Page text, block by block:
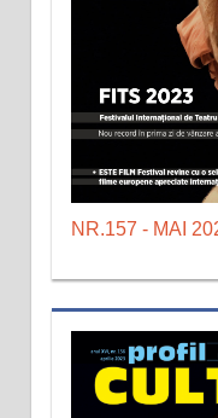
NR.157 - MAI